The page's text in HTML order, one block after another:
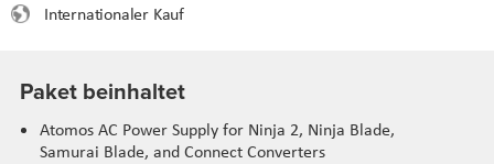
Internationaler Kauf
Paket beinhaltet
Atomos AC Power Supply for Ninja 2, Ninja Blade,
Samurai Blade, and Connect Converters